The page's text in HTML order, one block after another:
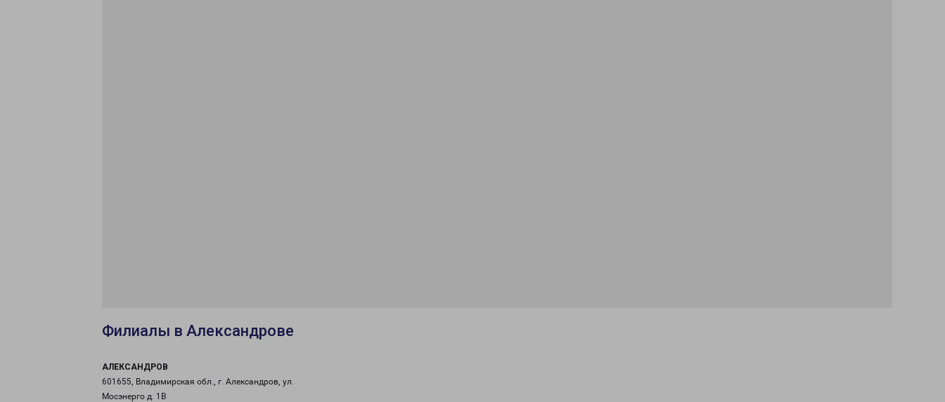
Филиалы в Александрове
АЛЕКСАНДРОВ
601655, Владимирская обл., г. Александров, ул.
Мосэнерго д. 1В